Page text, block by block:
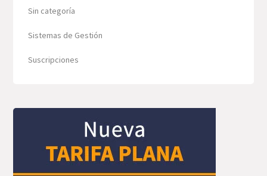
Sin categoría
Sistemas de Gestión
Suscripciones